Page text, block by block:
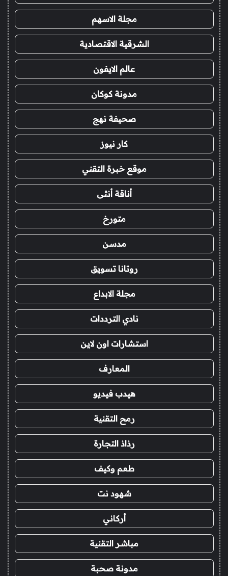
مجلة الاسهم
الشرقية الاقتصادية
عالم الايفون
مدونة كوكان
صحيفة نهج
كار نيوز
موقع خبرة التقني
أناقة أنثى
متورخ
مدسن
روتانا تسويق
مجلة الابداع
نادي الترددات
استشارات اون لاين
المعارف
هيدب فيديو
رمح التقنية
رذاذ التجارة
طعم وكيف
شهود نت
أركاني
مباشر التقنية
مدونة صحبة